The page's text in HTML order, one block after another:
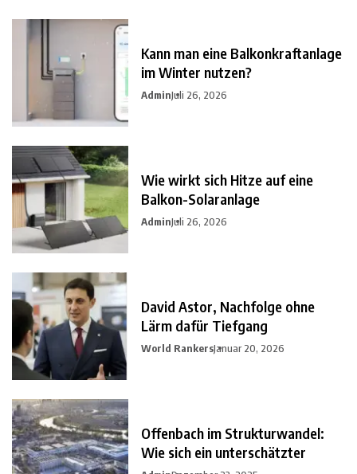
Kann man eine Balkonkraftanlage
im Winter nutzen?
AdminJuli 26, 2026
Wie wirkt sich Hitze auf eine
Balkon-Solaranlage
AdminJuli 26, 2026
David Astor, Nachfolge ohne
Lärm dafür Tiefgang
World RankersJanuar 20, 2026
Offenbach im Strukturwandel:
Wie sich ein unterschätzter